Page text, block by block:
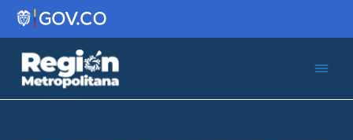
Pasar al contenido principal